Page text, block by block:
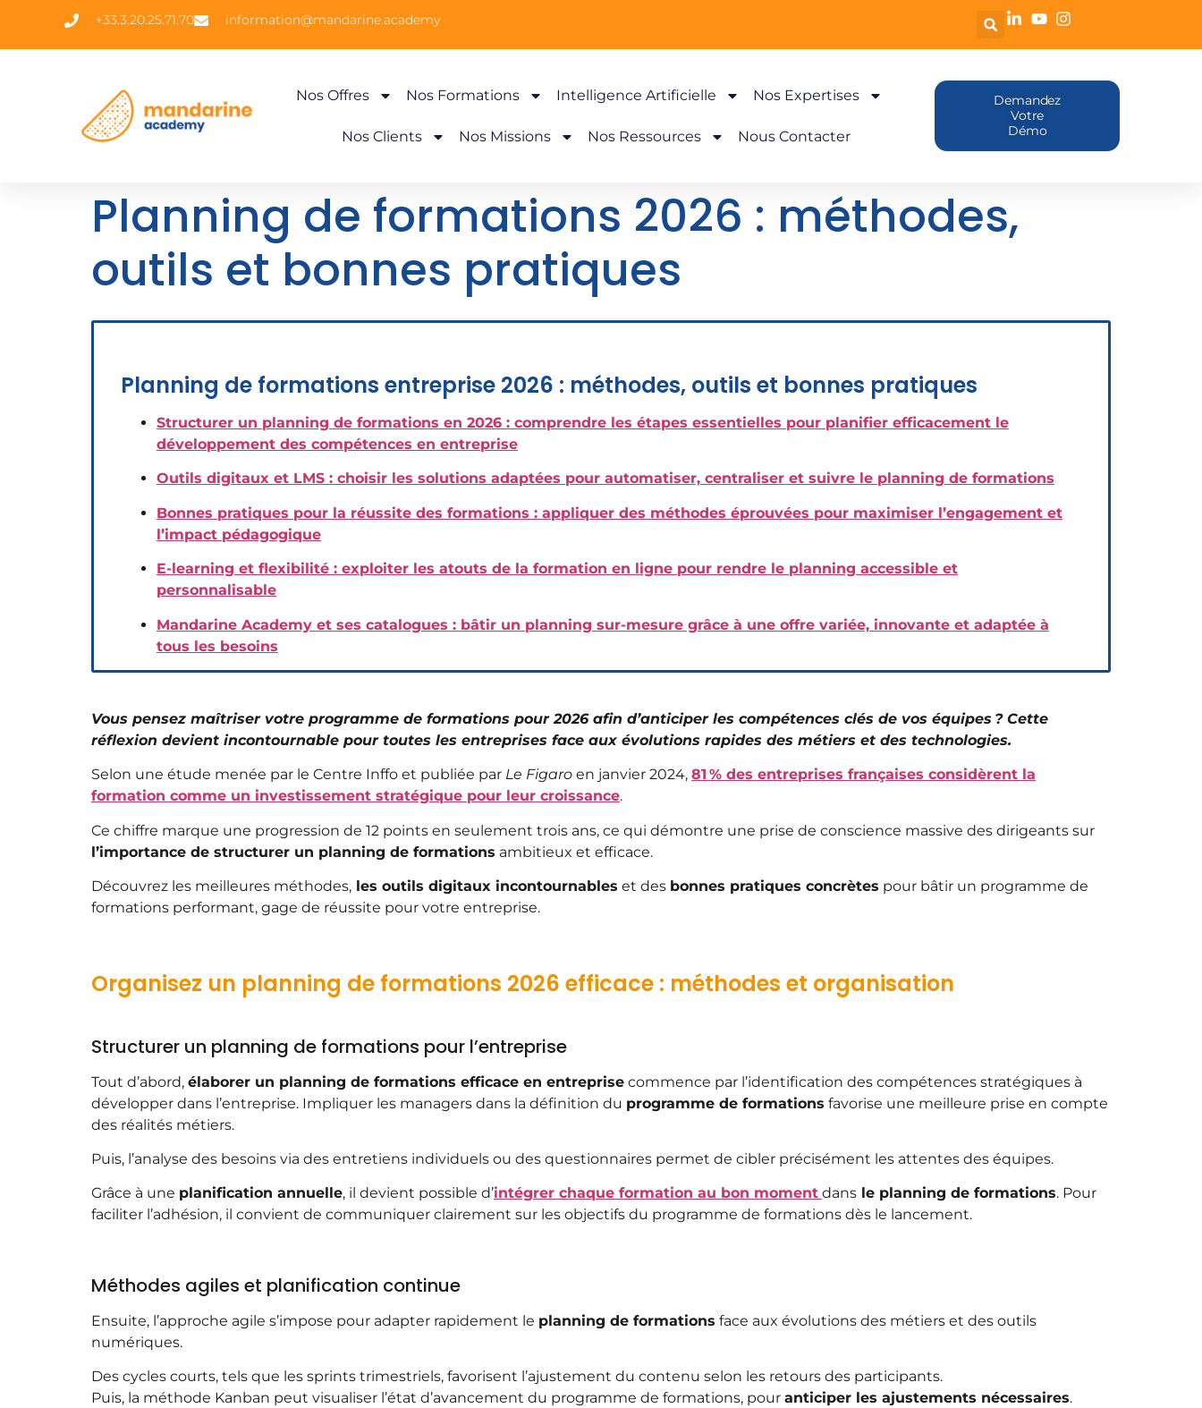
+33.3.20.25.71.70 information@mandarine.academy
Nos Offres Nos Formations Intelligence Artificielle Nos Expertises
Nos Clients Nos Missions Nos Ressources Nous Contacter
Demandez
Votre
Démo
Planning de formations 2026 : méthodes,
outils et bonnes pratiques
Planning de formations entreprise 2026 : méthodes, outils et bonnes pratiques
Structurer un planning de formations en 2026 : comprendre les étapes essentielles pour planifier efficacement le
développement des compétences en entreprise
Outils digitaux et LMS : choisir les solutions adaptées pour automatiser, centraliser et suivre le planning de formations
Bonnes pratiques pour la réussite des formations : appliquer des méthodes éprouvées pour maximiser l’engagement et
l’impact pédagogique
E-learning et flexibilité : exploiter les atouts de la formation en ligne pour rendre le planning accessible et
personnalisable
Mandarine Academy et ses catalogues : bâtir un planning sur-mesure grâce à une offre variée, innovante et adaptée à
tous les besoins
Vous pensez maîtriser votre programme de formations pour 2026 afin d’anticiper les compétences clés de vos équipes ? Cette
réflexion devient incontournable pour toutes les entreprises face aux évolutions rapides des métiers et des technologies.
Selon une étude menée par le Centre Inffo et publiée par Le Figaro en janvier 2024, 81 % des entreprises françaises considèrent la
formation comme un investissement stratégique pour leur croissance.
Ce chiffre marque une progression de 12 points en seulement trois ans, ce qui démontre une prise de conscience massive des dirigeants sur
l’importance de structurer un planning de formations ambitieux et efficace.
Découvrez les meilleures méthodes, les outils digitaux incontournables et des bonnes pratiques concrètes pour bâtir un programme de
formations performant, gage de réussite pour votre entreprise.
Organisez un planning de formations 2026 efficace : méthodes et organisation
Structurer un planning de formations pour l’entreprise
Tout d’abord, élaborer un planning de formations efficace en entreprise commence par l’identification des compétences stratégiques à
développer dans l’entreprise. Impliquer les managers dans la définition du programme de formations favorise une meilleure prise en compte
des réalités métiers.
Puis, l’analyse des besoins via des entretiens individuels ou des questionnaires permet de cibler précisément les attentes des équipes.
Grâce à une planification annuelle, il devient possible d’intégrer chaque formation au bon moment dans le planning de formations. Pour
faciliter l’adhésion, il convient de communiquer clairement sur les objectifs du programme de formations dès le lancement.
Méthodes agiles et planification continue
Ensuite, l’approche agile s’impose pour adapter rapidement le planning de formations face aux évolutions des métiers et des outils
numériques.
Des cycles courts, tels que les sprints trimestriels, favorisent l’ajustement du contenu selon les retours des participants.
Puis, la méthode Kanban peut visualiser l’état d’avancement du programme de formations, pour anticiper les ajustements nécessaires.